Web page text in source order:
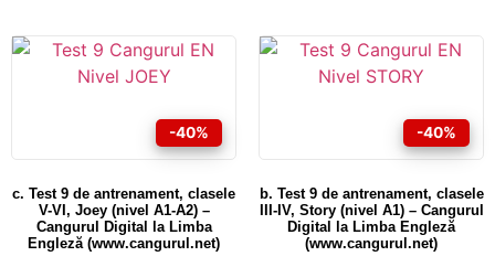
-40%
c. Test 9 de antrenament, clasele
V-VI, Joey (nivel A1-A2) –
Cangurul Digital la Limba
Engleză (www.cangurul.net)
-40%
b. Test 9 de antrenament, clasele
III-IV, Story (nivel A1) – Cangurul
Digital la Limba Engleză
(www.cangurul.net)